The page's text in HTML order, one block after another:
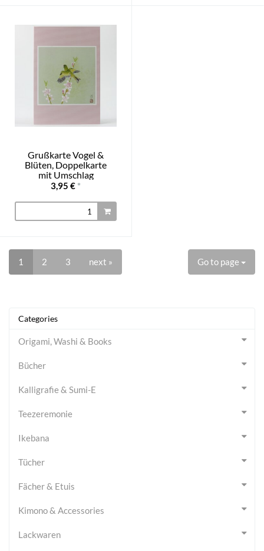
Grußkarte Vogel &
Blüten, Doppelkarte
mit Umschlag
3,95 € *
1 2 3 next » Go to page
Categories
Origami, Washi & Books
Bücher
Kalligrafie & Sumi-E
Teezeremonie
Ikebana
Tücher
Fächer & Etuis
Kimono & Accessories
Lackwaren